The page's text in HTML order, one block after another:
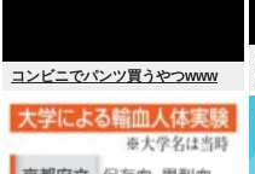
コンビニでパンツ買うやつwww